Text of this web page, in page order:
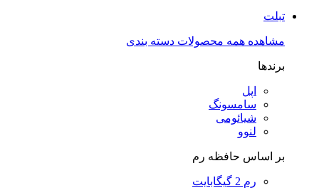
تبلت
مشاهده همه محصولات دسته بندی
برندها
اپل
سامسونگ
شیائومی
لنوو
بر اساس حافظه رم
رم 2 گیگابایت